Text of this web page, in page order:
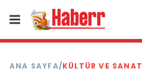
ANA SAYFA/KÜLTÜR VE SANAT